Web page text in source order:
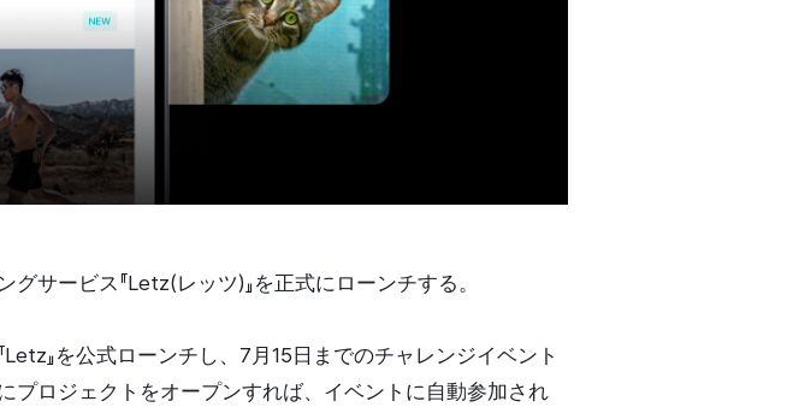
サービス『Letz(レッツ)』を正式にローンチする。
』を公式ローンチし、7月15日までのチャレンジイベント
プロジェクトをオープンすれば、イベントに自動参加され